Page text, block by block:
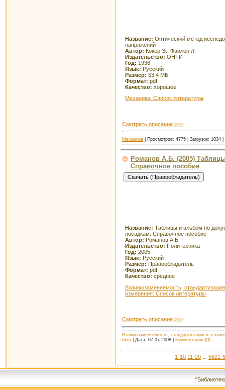
Название: Оптический метод
напряжений
Автор: Кокер Э., Фаилон Л.
Издательство: ОНТИ
Год: 1936
Язык: Русский
Размер: 53,4 МБ
Формат: pdf
Качество: хорошее
Механика: Список литературы
Смотреть описание >>>
Механика | Просмотров: 4775 | Загрузок: 1034
Романов А.Б. (2005)
Справочное пособие
Название: Таблицы и альбом по
посадкам. Справочное пособие
Автор: Романов А.Б.
Издательство: Политехника
Год: 2005
Язык: Русский
Размер: Правообладатель
Формат: pdf
Качество: среднее
Взаимозаменяемость,
измерения: Список литературы
Смотреть описание >>>
Взаимозаменяемость, стандартизация и
bkm | Дата: 07.07.2008 Комментарии (0)
1-10 11-20 5821-